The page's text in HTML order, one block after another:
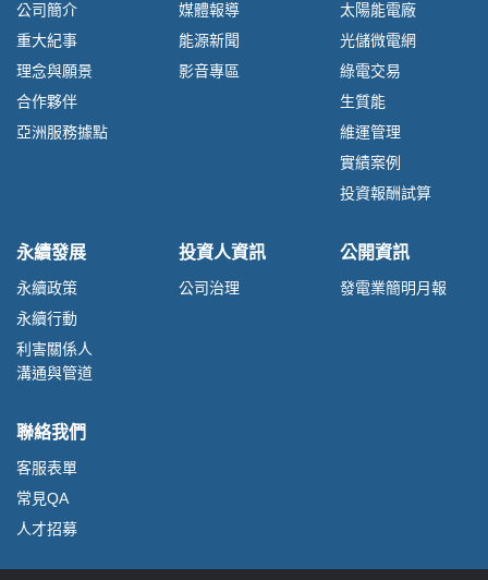
公司簡介
重大紀事
理念與願景
合作夥伴
亞洲服務據點
媒體報導
能源新聞
影音專區
太陽能電廠
光儲微電網
綠電交易
生質能
維運管理
實績案例
投資報酬試算
永續發展
永續政策
永續行動
利害關係人
溝通與管道
投資人資訊
公司治理
公開資訊
發電業簡明月報
聯絡我們
客服表單
常見QA
人才招募